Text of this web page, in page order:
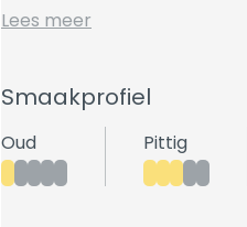
Lees meer
Smaakprofiel
Oud Pittig